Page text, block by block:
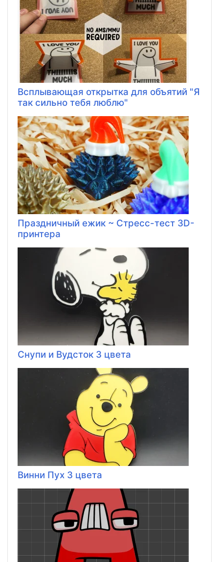
Всплывающая открытка для объятий "Я
так сильно тебя люблю"
Праздничный ежик ~ Стресс-тест 3D-
принтера
Снупи и Вудсток 3 цвета
Винни Пух 3 цвета